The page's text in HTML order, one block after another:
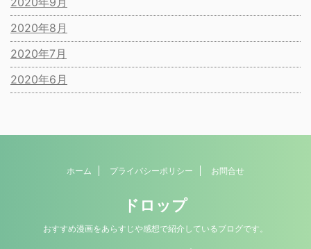
2020年8月
2020年7月
2020年6月
ホーム プライバシーポリシー お問合せ
ドロップ
おすすめ漫画をあらすじや感想で紹介しているブログです。